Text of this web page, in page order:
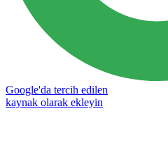
Google'da tercih edilen
kaynak olarak ekleyin